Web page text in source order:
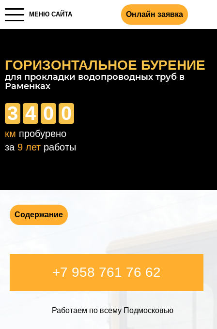
МЕНЮ САЙТА Онлайн заявка
ГОРИЗОНТАЛЬНОЕ БУРЕНИЕ
для прокладки водопроводных труб в
Раменках
3 4 0 0
км пробурено
за 9 лет работы
Содержание
Работаем по всему Подмосковью
+7 958 761 76 62